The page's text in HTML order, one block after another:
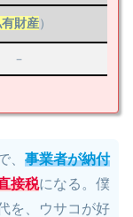
財産）
－
、 事業者が納付
接税になる。僕
を、ウサコが好